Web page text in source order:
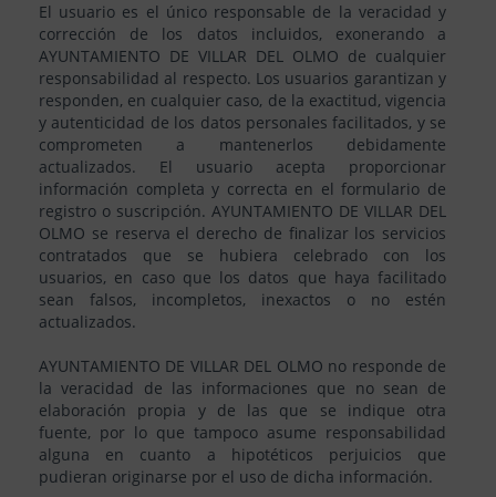
El usuario es el único responsable de la veracidad y
corrección de los datos incluidos, exonerando a
AYUNTAMIENTO DE VILLAR DEL OLMO de cualquier
responsabilidad al respecto. Los usuarios garantizan y
responden, en cualquier caso, de la exactitud, vigencia
y autenticidad de los datos personales facilitados, y se
comprometen a mantenerlos debidamente
actualizados. El usuario acepta proporcionar
información completa y correcta en el formulario de
registro o suscripción. AYUNTAMIENTO DE VILLAR DEL
OLMO se reserva el derecho de finalizar los servicios
contratados que se hubiera celebrado con los
usuarios, en caso que los datos que haya facilitado
sean falsos, incompletos, inexactos o no estén
actualizados.
AYUNTAMIENTO DE VILLAR DEL OLMO no responde de
la veracidad de las informaciones que no sean de
elaboración propia y de las que se indique otra
fuente, por lo que tampoco asume responsabilidad
alguna en cuanto a hipotéticos perjuicios que
pudieran originarse por el uso de dicha información.